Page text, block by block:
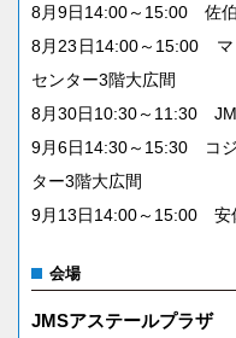
8月9日14:00～15:00 佐
8月23日14:00～15:00 マ
センター3階大広間
8月30日10:30～11:30
9月6日14:30～15:30 コ
ター3階大広間
9月13日14:00～15:00 安
会場
JMSアステールプラザ